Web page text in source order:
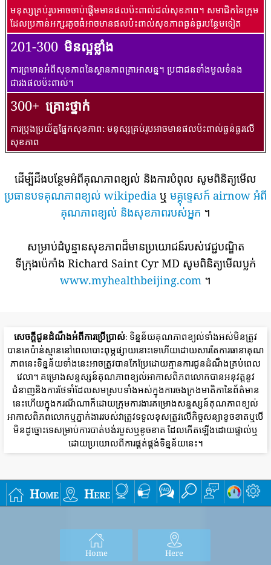
មនុស្សគ្រប់រូបអាចចាប់ផ្តើមមានផលប៉ះពាល់ដល់សុខភាព។ សមាជិកនៃក្រុម
ដែលប្រកាន់អក្សរតូចធំអាចមានផលប៉ះពាល់សុខភាពធ្ងន់ធ្ងរបន្ថែមទៀត
201-300 មិនល្អខ្លាំង
ការព្រមានអំពីសុខភាពនៃស្ថានភាពគ្រាអាសន្ន។ ប្រជាជនទាំងមូលទំនង
ជារងផលប៉ះពាល់។
300+ គ្រោះថ្នាក់
ការប្រុងប្រយ័ត្នផ្នែកសុខភាព: មនុស្សគ្រប់រូបអាចមានផលប៉ះពាល់ធ្ងន់ធ្ងរលើ
សុខភាព
ដើម្បីដឹងបន្ថែមអំពីគុណភាពខ្យល់ និងការបំពុល សូមពិនិត្យមើល
ប្រធានបទគុណភាពខ្យល់ wikipedia ឬ មគ្គុទ្ទេសក៍ airnow អំពី
គុណភាពខ្យល់ និងសុខភាពរបស់អ្នក ។
សម្រាប់ដំបូន្មានសុខភាពដ៏មានប្រយោជន៍របស់វេជ្ជបណ្ឌិត
ទីក្រុងប៉េកាំង Richard Saint Cyr MD សូមពិនិត្យមើលប្លក់
www.myhealthbeijing.com ។
សេចក្តីជូនដំណឹងអំពីការប្រើប្រាស់: ទិន្នន័យគុណភាពខ្យល់ទាំងអស់មិនត្រូវ
បានគេប៉ាន់ស្មាននៅពេលបោះពុម្ភផ្សាយនោះទេហើយដោយសារតែការធានាគុណ
ភាពនេះទិន្នន័យទាំងនេះអាចត្រូវបានកែប្រែដោយគ្មានការជូនដំណឹងគ្រប់ពេល
វេលា។ គម្រោងសន្ទស្សន៍គុណភាពខ្យល់អាកាសពិភពលោកបានអនុវត្តនូវ
ជំនាញនិងការថែទាំដែលសមស្របទាំងអស់ក្នុងការចងក្រងមាតិកានៃព័ត៌មាន
នេះហើយក្នុងករណីណាក៏ដោយក្រុមការងារគម្រោងសន្ទស្សន៍គុណភាពខ្យល់
អាកាសពិភពលោកឬភ្នាក់ងាររបស់វាត្រូវទទួលខុសត្រូវលើកិច្ចសន្យាខូចខាតឬបើ
មិនដូច្នោះទេសម្រាប់ការបាត់បង់របួសឬខូចខាត ដែលកើតឡើងដោយផ្ទាល់ឬ
ដោយប្រយោលពីការផ្គត់ផ្គង់ទិន្នន័យនេះ។
Home Here
Home Here